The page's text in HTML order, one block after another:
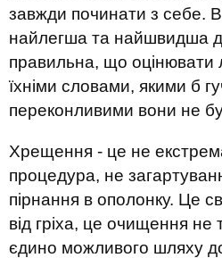
завжди починати з себе.
найлегша та найшвидша
правильна, що оцінювати
їхніми словами, якими б
переконливими вони не
Хрещення - це не
процедура, не
пірнання в ополонку. Це
від гріха, це очищення не
єдино можливого шляху